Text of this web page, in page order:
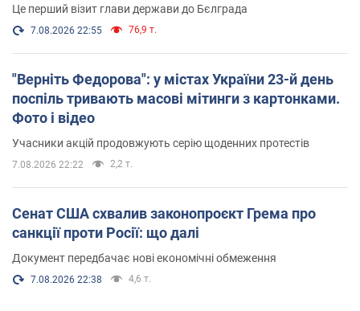
Це перший візит глави держави до Бєлграда
7.08.2026 22:55 76,9 т.
"Верніть Федорова": у містах України 23-й день
поспіль тривають масові мітинги з картонками.
Фото і відео
Учасники акцій продовжують серію щоденних протестів
7.08.2026 22:22 2,2 т.
Сенат США схвалив законопроєкт Грема про
санкції проти Росії: що далі
Документ передбачає нові економічні обмеження
7.08.2026 22:38 4,6 т.